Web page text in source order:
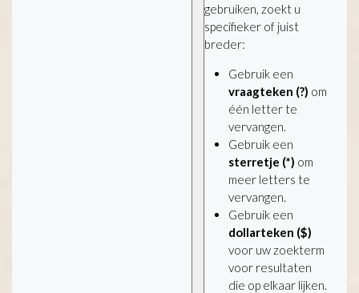
gebruiken, zoekt u
specifieker of juist
breder:
Gebruik een
vraagteken (?) om
één letter te
vervangen.
Gebruik een
sterretje (*) om
meer letters te
vervangen.
Gebruik een
dollarteken ($)
voor uw zoekterm
voor resultaten
die op elkaar lijken.